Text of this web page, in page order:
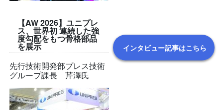
【AW 2026】ユニプレ
ス、世界初 連続した強
度勾配をもつ骨格部品
を展示
先行技術開発部プレス技術
グループ課長 芹澤氏
インタビュー記事はこちら